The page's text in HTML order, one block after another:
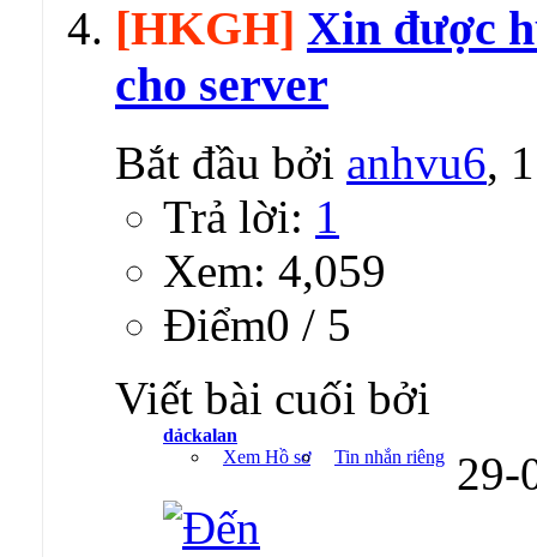
[HKGH] Xin được
cho server
Bắt đầu bởi anhvu6,
Trả lời: 1
Xem: 4,059
Ðiểm0 / 5
Viết bài cuối bởi
dảckalan
Xem Hồ sơ
Tin nhắn riêng 29-